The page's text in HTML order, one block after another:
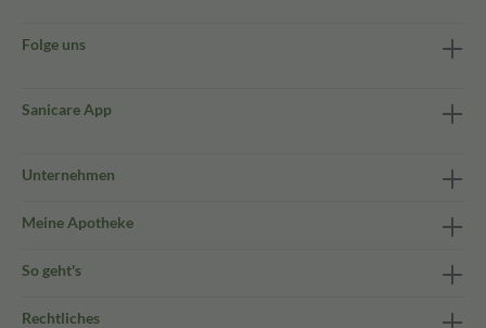
Folge uns
Sanicare App
Unternehmen
Meine Apotheke
So geht's
Rechtliches